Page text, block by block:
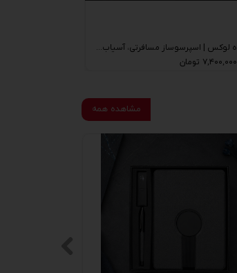
ست هدیه مدیریتی قهوه لوکس | اسپرسوساز مسافرتی، آسیاب قهوه Unique Life، فلاسک Enjoy و فرنچ پرس
۷,۴۰۰,۰۰۰ تومان
مشاهده همه